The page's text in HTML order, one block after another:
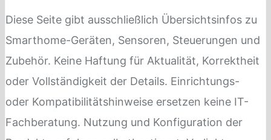
Diese Seite gibt ausschließlich Übersichtsinfos zu
Smarthome-Geräten, Sensoren, Steuerungen und
Zubehör. Keine Haftung für Aktualität, Korrektheit
oder Vollständigkeit der Details. Einrichtungs-
oder Kompatibilitätshinweise ersetzen keine IT-
Fachberatung. Nutzung und Konfiguration der